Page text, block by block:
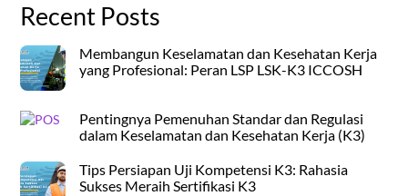
Recent Posts
Membangun Keselamatan dan Kesehatan Kerja
yang Profesional: Peran LSP LSK-K3 ICCOSH
Pentingnya Pemenuhan Standar dan Regulasi
dalam Keselamatan dan Kesehatan Kerja (K3)
Tips Persiapan Uji Kompetensi K3: Rahasia
Sukses Meraih Sertifikasi K3